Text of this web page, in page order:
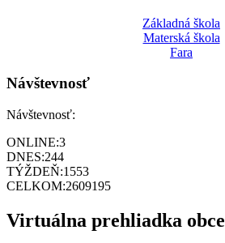
Základná škola
Materská škola
Fara
Návštevnosť
Návštevnosť:
ONLINE:3
DNES:244
TÝŽDEŇ:1553
CELKOM:2609195
Virtuálna prehliadka obce